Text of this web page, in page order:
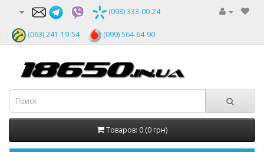
(098) 333-00-24
(063) 241-19-54 (099) 564-64-90
Товаров: 0 (0 грн)